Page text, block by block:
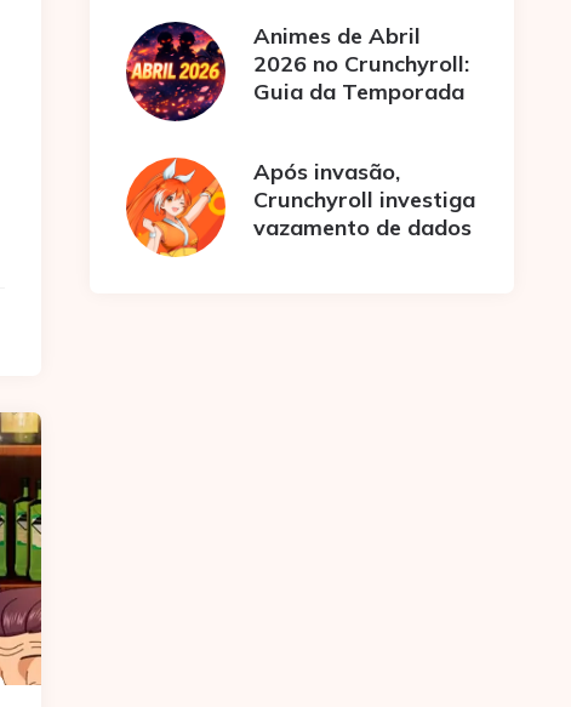
Animes de Abril
2026 no Crunchyroll:
Guia da Temporada
Após invasão,
Crunchyroll investiga
vazamento de dados